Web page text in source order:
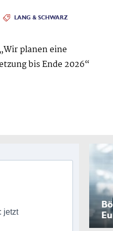
LANG & SCHWARZ
planen eine
bis Ende 2026“
jetzt